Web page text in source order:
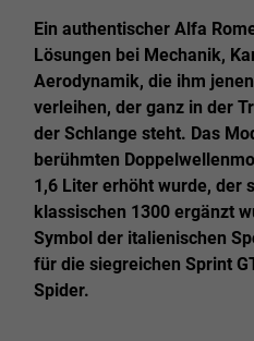
Ein authentischer Alfa
Lösungen bei Mechanik,
Aerodynamik, die ihm
verleihen, der ganz in der
der Schlange steht. Das
berühmten
1,6 Liter erhöht wurde, der
klassischen 1300 ergänzt
Symbol der italienischen
für die siegreichen Sprint
Spider.